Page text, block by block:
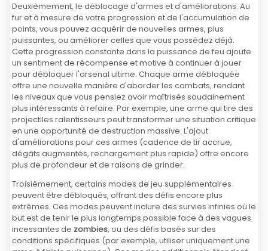
Deuxièmement, le déblocage d'armes et d'améliorations. Au
fur et à mesure de votre progression et de l'accumulation de
points, vous pouvez acquérir de nouvelles armes, plus
puissantes, ou améliorer celles que vous possédez déjà.
Cette progression constante dans la puissance de feu ajoute
un sentiment de récompense et motive à continuer à jouer
pour débloquer l'arsenal ultime. Chaque arme débloquée
offre une nouvelle manière d'aborder les combats, rendant
les niveaux que vous pensiez avoir maîtrisés soudainement
plus intéressants à refaire. Par exemple, une arme qui tire des
projectiles ralentisseurs peut transformer une situation critique
en une opportunité de destruction massive. L'ajout
d'améliorations pour ces armes (cadence de tir accrue,
dégâts augmentés, rechargement plus rapide) offre encore
plus de profondeur et de raisons de grinder.
Troisièmement, certains modes de jeu supplémentaires
peuvent être débloqués, offrant des défis encore plus
extrêmes. Ces modes peuvent inclure des survies infinies où le
but est de tenir le plus longtemps possible face à des vagues
incessantes de zombies, ou des défis basés sur des
conditions spécifiques (par exemple, utiliser uniquement une